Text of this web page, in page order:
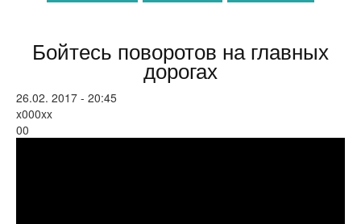
Бойтесь поворотов на главных
дорогах
26.02. 2017 - 20:45
x000xx
00